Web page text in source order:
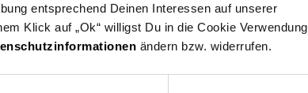
entsprechend Deinen Interessen auf unserer
Klick auf „Ok“ willigst Du in die Cookie Verwendung
ändern bzw. widerrufen.